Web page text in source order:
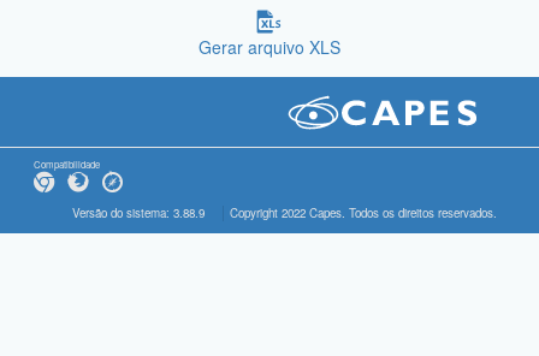
Gerar arquivo XLS
Compatibilidade
Versão do sistema: 3.88.9 Copyright 2022 Capes. Todos os direitos reservados.